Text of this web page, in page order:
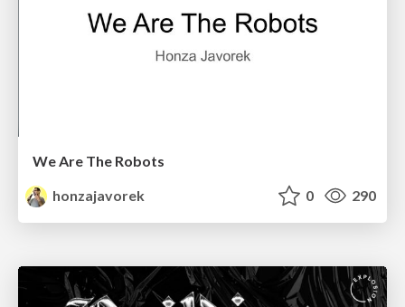
We Are The Robots
honzajavorek
0 290